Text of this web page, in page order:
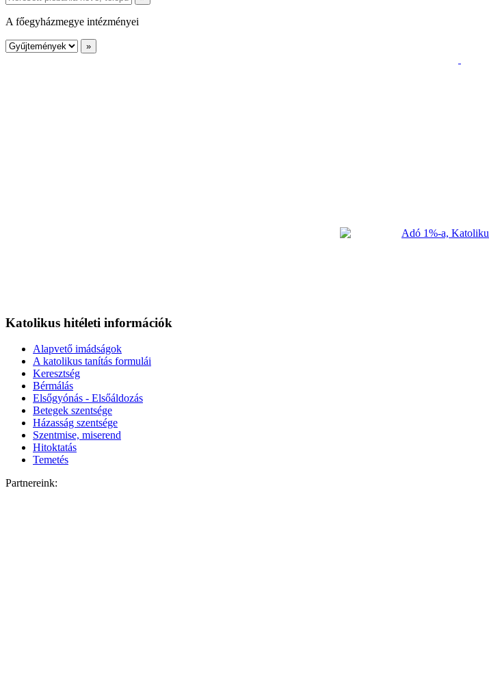
A főegyházmegye intézményei
Katolikus hitéleti információk
Alapvető imádságok
A katolikus tanítás formulái
Keresztség
Bérmálás
Elsőgyónás - Elsőáldozás
Betegek szentsége
Házasság szentsége
Szentmise, miserend
Hitoktatás
Temetés
Partnereink: